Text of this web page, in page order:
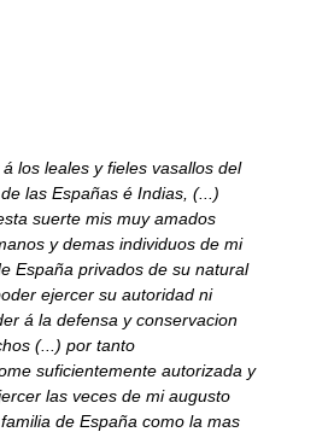
los leales y fieles vasallos del
las Españas é Indias, (...)
suerte mis muy amados
y demas individuos de mi
España privados de su natural
ejercer su autoridad ni
á la defensa y conservacion
(...) por tanto
suficientemente autorizada y
las veces de mi augusto
de España como la mas